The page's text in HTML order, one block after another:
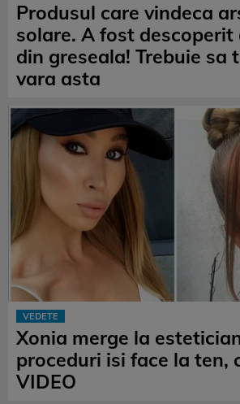
Produsul care vindeca
solare. A fost descoperit
din greseala! Trebuie sa
vara asta
VEDETE
Xonia merge la
proceduri isi face la ten,
VIDEO